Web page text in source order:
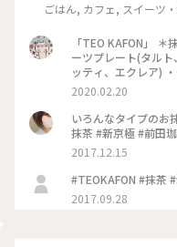
ごはん, カフェ, スイーツ
「TEO KAFON」
ーツプレート(タル
ッティ、エクレア)
三昧出来て大満足し
たのですが、娘一人
プチことりっぷ京都
2020.02.20
いろんなタイプのお
抹茶 #新京極 #前田
2017.12.15
#TEOKAFON #抹茶
2017.09.28